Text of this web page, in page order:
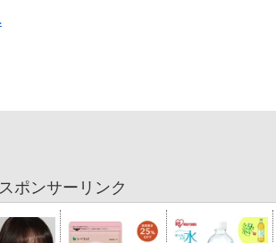
スポンサーリンク